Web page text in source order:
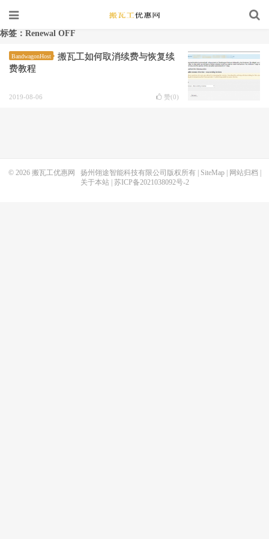
标签：Renewal OFF
BandwagonHost
搬瓦工如何取消续费与恢复续
费教程
2019-08-06 赞(0)
© 2026 搬瓦工优惠网 扬州翎途智能科技有限公司版权所有 | SiteMap| 网站归档
关于本站| 苏ICP备2021038092号-2